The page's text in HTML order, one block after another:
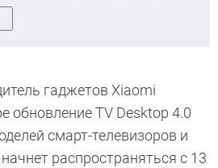
гаджетов Xiaomi
обновление TV Desktop 4.0
смарт-телевизоров и
распространяться с 13